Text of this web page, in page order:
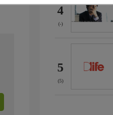
4
(-)
5
(5)